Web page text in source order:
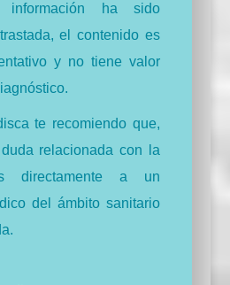
información ha sido
el contenido es
y no tiene valor
te recomiendo que,
relacionada con la
directamente a un
del ámbito sanitario